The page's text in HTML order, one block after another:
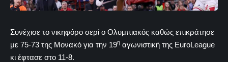
Συνέχισε το νικηφόρο σερί ο Ολυμπιακός καθώς επικράτησε
με 75-73 της Μονακό για την 19η αγωνιστική της EuroLeague
κι έφτασε στο 11-8.